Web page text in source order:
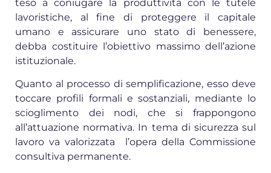
teso a coniugare la produttività con le tutele
lavoristiche, al fine di proteggere il capitale
umano e assicurare uno stato di benessere,
debba costituire l’obiettivo massimo dell’azione
istituzionale.
Quanto al processo di semplificazione, esso deve
toccare profili formali e sostanziali, mediante lo
scioglimento dei nodi, che si frappongono
all’attuazione normativa. In tema di sicurezza sul
lavoro va valorizzata l’opera della Commissione
consultiva permanente.